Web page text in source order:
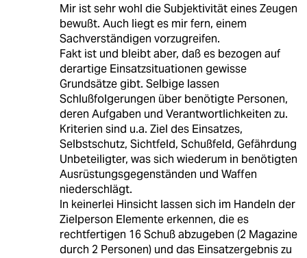
Mir ist sehr wohl die Subjektivität eines Zeugen
bewußt. Auch liegt es mir fern, einem
Sachverständigen vorzugreifen.
Fakt ist und bleibt aber, daß es bezogen auf
derartige Einsatzsituationen gewisse
Grundsätze gibt. Selbige lassen
Schlußfolgerungen über benötigte Personen,
deren Aufgaben und Verantwortlichkeiten zu.
Kriterien sind u.a. Ziel des Einsatzes,
Selbstschutz, Sichtfeld, Schußfeld, Gefährdung
Unbeteiligter, was sich wiederum in benötigten
Ausrüstungsgegenständen und Waffen
niederschlägt.
In keinerlei Hinsicht lassen sich im Handeln der
Zielperson Elemente erkennen, die es
rechtfertigen 16 Schuß abzugeben (2 Magazine
durch 2 Personen) und das Einsatzergebnis zu